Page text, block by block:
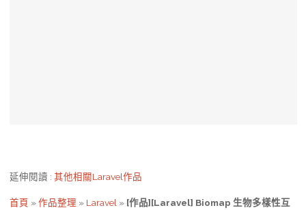
延伸閱讀 : 其他相關Laravel作品
首頁 »作品整理 » Laravel » [作品][Laravel] Biomap 生物多樣性互